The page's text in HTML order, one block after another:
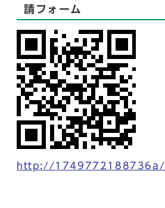
請フォーム
http://1749772188736a/